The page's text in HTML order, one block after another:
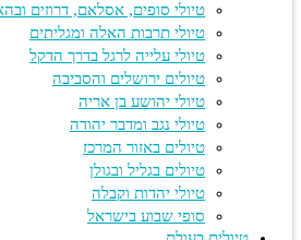
טיולי סופים, אסלאם, דרוזים ובהאים
טיולי תרבות האלה ומגליתים
טיולי עלייה לרגל בדרך הדקל
טיולים ירושלים והסביבה
טיולי יהושע בן אריה
טיולי נגב ומדבר יהודה
טיולים באזור המרכז
טיולים בגליל ובגולן
טיולי יהדות וקבלה
סופי שבוע בישראל